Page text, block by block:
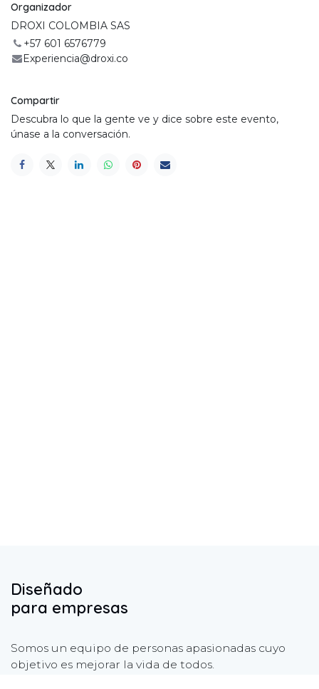
Organizador
DROXI COLOMBIA SAS
+57 601 6576779
Experiencia@droxi.co
Compartir
Descubra lo que la gente ve y dice sobre este evento,
únase a la conversación.
Diseñado
para empresas
Somos un equipo de personas apasionadas cuyo
objetivo es mejorar la vida de todos.